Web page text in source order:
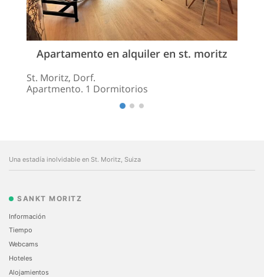
Apartamento en alquiler en st. moritz
St. Moritz, Dorf.
Apartmento. 1 Dormitorios
Una estadía inolvidable en St. Moritz, Suiza
SANKT MORITZ
Información
Tiempo
Webcams
Hoteles
Alojamientos